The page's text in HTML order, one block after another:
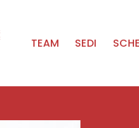
Main
TEAM SEDI